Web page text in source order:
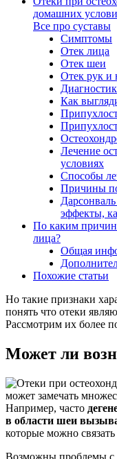
домашних
Все про суставы
Симптомы
Отек лица
Отек шеи
Отек рук и
Как
Лечение
условиях
Способы
Причины
эффекты,
По каким
лица?
Общая
Похожие статьи
Но такие признаки
понять что отеки
Рассмотрим их более
Может ли
может замечать
Например, часто
в области шеи
которые можно
Возможны проблемы с